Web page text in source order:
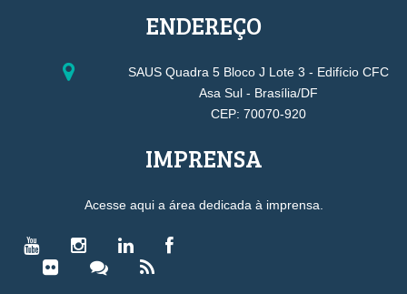
ENDEREÇO
SAUS Quadra 5 Bloco J Lote 3 - Edifício CFC
Asa Sul - Brasília/DF
CEP: 70070-920
IMPRENSA
Acesse aqui a área dedicada à imprensa.